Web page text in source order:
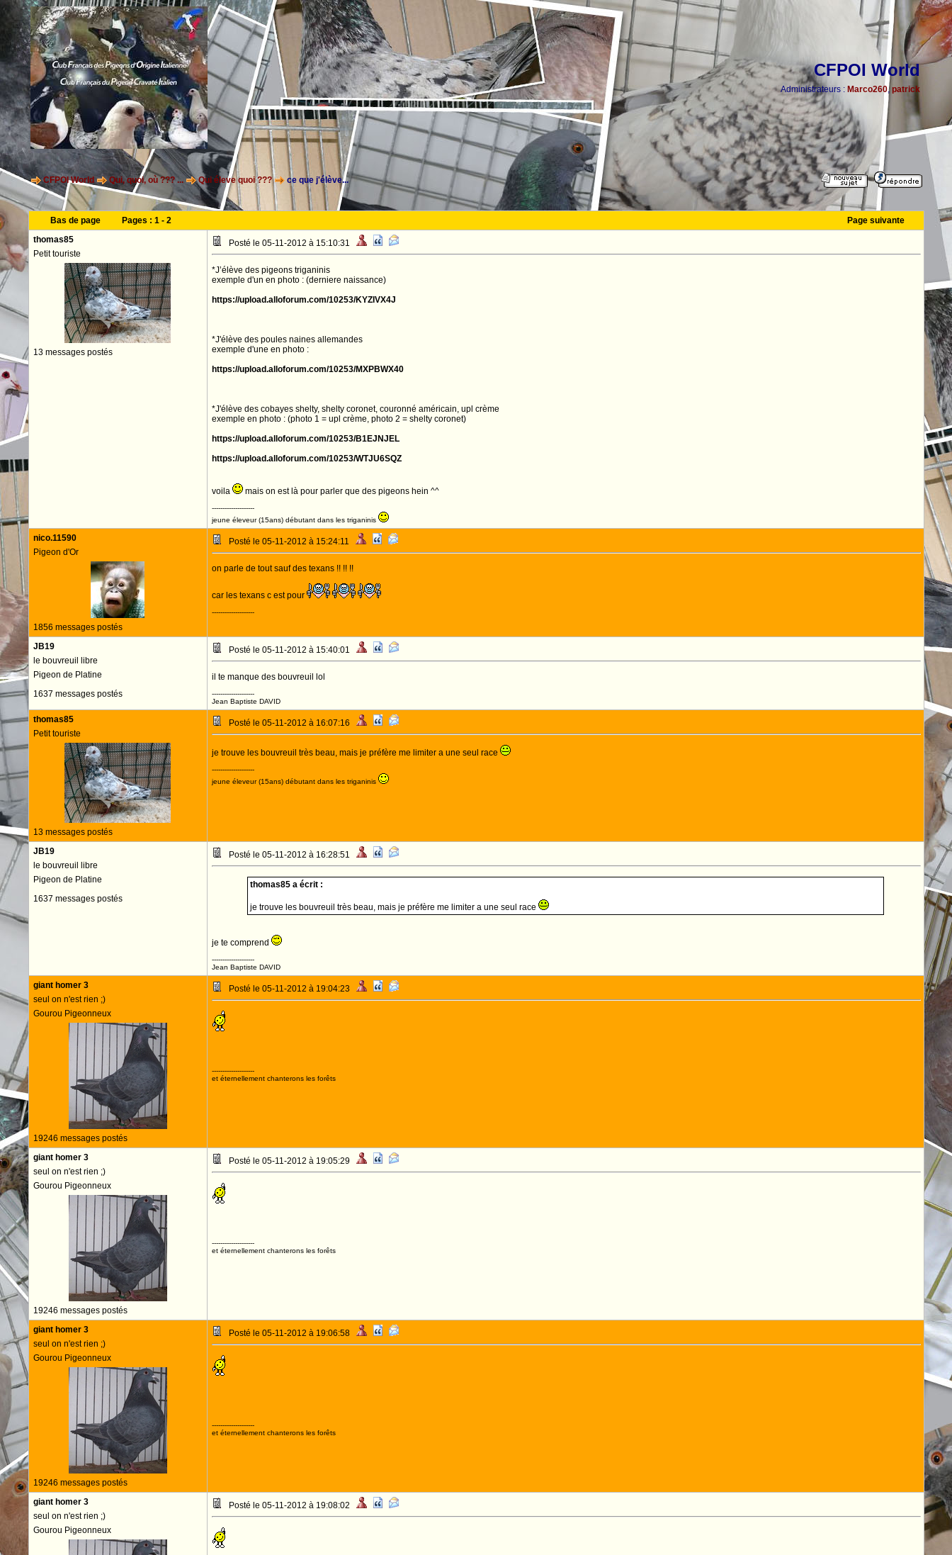
CFPOI World
Administrateurs : Marco260, patrick
CFPOI World Qui, quoi, où ??? ... Qui éleve quoi ??? ce que j'élève...
Bas de page Pages : 1- 2
Page suivante
thomas85
Petit touriste
13 messages postés
Posté le 05-11-2012 à 15:10:31
*J’élève des pigeons triganinis
exemple d'un en photo : (derniere naissance)
https://upload.alloforum.com/10253/KYZIVX4J
*J'élève des poules naines allemandes
exemple d'une en photo :
https://upload.alloforum.com/10253/MXPBWX40
*J'élève des cobayes shelty, shelty coronet, couronné américain, upl crème
exemple en photo : (photo 1 = upl crème, photo 2 = shelty coronet)
https://upload.alloforum.com/10253/B1EJNJEL
https://upload.alloforum.com/10253/WTJU6SQZ
voila mais on est là pour parler que des pigeons hein ^^
--------------------
jeune éleveur (15ans) débutant dans les triganinis
nico.11590
Pigeon d'Or
1856 messages postés
Posté le 05-11-2012 à 15:24:11
on parle de tout sauf des texans !! !! !!
car les texans c est pour
--------------------
JB19
le bouvreuil libre
Pigeon de Platine
1637 messages postés
Posté le 05-11-2012 à 15:40:01
il te manque des bouvreuil lol
--------------------
Jean Baptiste DAVID
thomas85
Petit touriste
13 messages postés
Posté le 05-11-2012 à 16:07:16
je trouve les bouvreuil très beau, mais je préfère me limiter a une seul race
--------------------
jeune éleveur (15ans) débutant dans les triganinis
JB19
le bouvreuil libre
Pigeon de Platine
1637 messages postés
Posté le 05-11-2012 à 16:28:51
thomas85 a écrit :
je trouve les bouvreuil très beau, mais je préfère me limiter a une seul race
je te comprend
--------------------
Jean Baptiste DAVID
giant homer 3
seul on n'est rien ;)
Gourou Pigeonneux
19246 messages postés
Posté le 05-11-2012 à 19:04:23
--------------------
et éternellement chanterons les forêts
giant homer 3
seul on n'est rien ;)
Gourou Pigeonneux
19246 messages postés
Posté le 05-11-2012 à 19:05:29
--------------------
et éternellement chanterons les forêts
giant homer 3
seul on n'est rien ;)
Gourou Pigeonneux
19246 messages postés
Posté le 05-11-2012 à 19:06:58
--------------------
et éternellement chanterons les forêts
giant homer 3
seul on n'est rien ;)
Gourou Pigeonneux
Posté le 05-11-2012 à 19:08:02